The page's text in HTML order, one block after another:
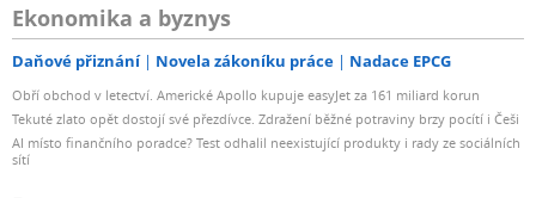
Ekonomika a byznys
Daňové přiznání Novela zákoníku práce Nadace EPCG
Obří obchod v letectví. Americké Apollo kupuje easyJet za 161 miliard korun
Tekuté zlato opět dostojí své přezdívce. Zdražení běžné potraviny brzy pocítí i Češi
AI místo finančního poradce? Test odhalil neexistující produkty i rady ze sociálních
sítí